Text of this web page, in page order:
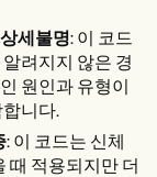
세불명: 이 코드
려지지 않은 경
원인과 유형이
니다.
: 이 코드는 신체
때 적용되지만 더